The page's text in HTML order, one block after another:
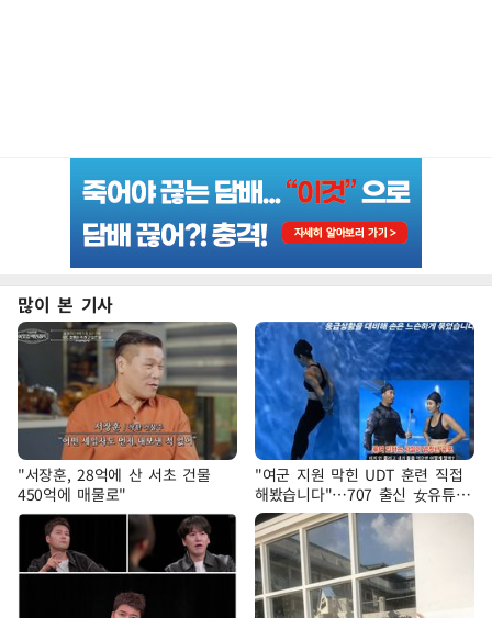
많이 본 기사
"서장훈, 28억에 산 서초 건물
450억에 매물로"
"여군 지원 막힌 UDT 훈련 직접
해봤습니다"…707 출신 女유튜버
'완벽 소화'